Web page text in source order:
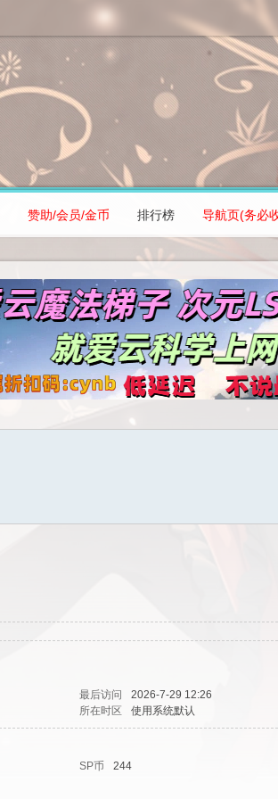
赞助/会员/金币 排行榜 导航页(务必
最后访问
2026-7-29 12:26
所在时区 使用系统默认
SP币 244